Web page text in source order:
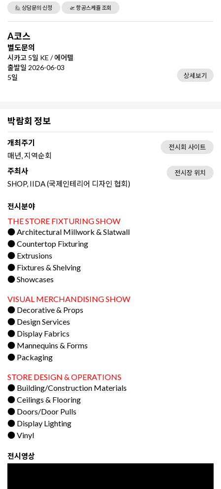
🙋 상담문의 신청 🛫 항공스케쥴 조회
A코스
별도문의
시카고 5일 KE / 에어텔
출발일 2026-06-03
5일
상세보기
박람회 정보
개최주기
매년, 지역순회
전시회 사이트
주최사
SHOP, IIDA (국제인테리어 디자인 협회)
전시장 위치
전시분야
THE STORE FIXTURING SHOW
● Architectural Millwork & Slatwall
● Countertop Fixturing
● Extrusions
● Fixtures & Shelving
● Showcases
VISUAL MERCHANDISING SHOW
● Decorative & Props
● Design Services
● Display Fabrics
● Mannequins & Forms
● Packaging
STORE DESIGN & OPERATIONS
● Building/Construction Materials
● Ceilings & Flooring
● Doors/Door Pulls
● Display Lighting
● Vinyl
전시영상